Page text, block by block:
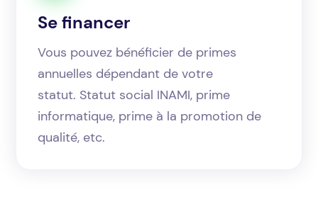
Se financer
Vous pouvez bénéficier de primes
annuelles dépendant de votre
statut. Statut social INAMI, prime
informatique, prime à la promotion de
qualité, etc.